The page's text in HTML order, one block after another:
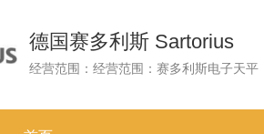
德国赛多利斯 Sartorius